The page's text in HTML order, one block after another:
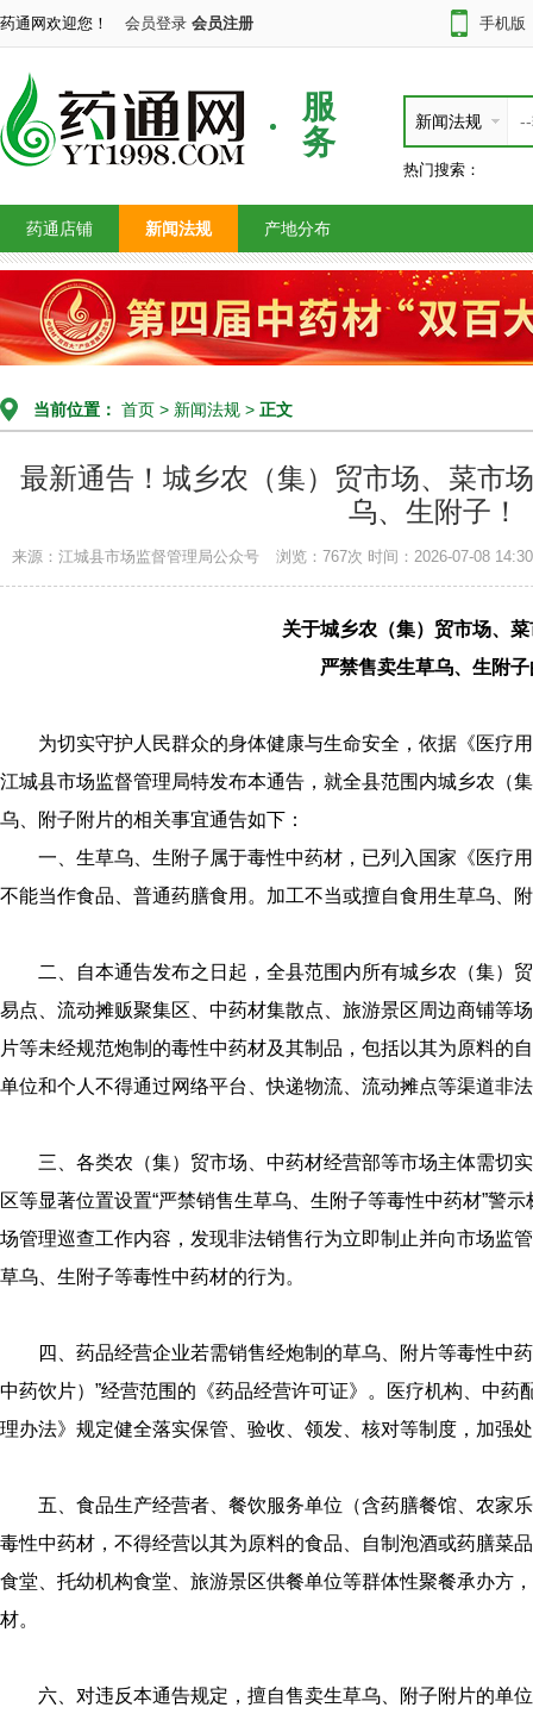
药通网欢迎您！ 会员登录 会员注册 手机版
服
务
新闻法规
热门搜索：
药通店铺 新闻法规 产地分布
当前位置： 首页 > 新闻法规 > 正文
最新通告！城乡农（集）贸市场、菜市
乌、生附子！
来源：江城县市场监督管理局公众号 浏览：767次 时间：2026-07-08
关于城乡农（集）贸市场、
严禁售卖生草乌、生附
为切实守护人民群众的身体健康与生命安全，依据《医疗
江城县市场监督管理局特发布本通告，就全县范围内城乡农（
乌、附子附片的相关事宜通告如下：
一、生草乌、生附子属于毒性中药材，已列入国家《医疗
不能当作食品、普通药膳食用。加工不当或擅自食用生草乌、
二、自本通告发布之日起，全县范围内所有城乡农（集）
易点、流动摊贩聚集区、中药材集散点、旅游景区周边商铺等
片等未经规范炮制的毒性中药材及其制品，包括以其为原料的
单位和个人不得通过网络平台、快递物流、流动摊点等渠道非
三、各类农（集）贸市场、中药材经营部等市场主体需切
区等显著位置设置“严禁销售生草乌、生附子等毒性中药材”警
场管理巡查工作内容，发现非法销售行为立即制止并向市场监
草乌、生附子等毒性中药材的行为。
四、药品经营企业若需销售经炮制的草乌、附片等毒性中
中药饮片）”经营范围的《药品经营许可证》。医疗机构、中
理办法》规定健全落实保管、验收、领发、核对等制度，加强
五、食品生产经营者、餐饮服务单位（含药膳餐馆、农家
毒性中药材，不得经营以其为原料的食品、自制泡酒或药膳菜
食堂、托幼机构食堂、旅游景区供餐单位等群体性聚餐承办方
材。
六、对违反本通告规定，擅自售卖生草乌、附子附片的单